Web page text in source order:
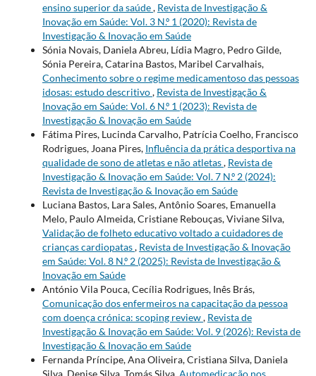
ensino superior da saúde, Revista de Investigação &
Inovação em Saúde: Vol. 3 N.º 1 (2020): Revista de
Investigação & Inovação em Saúde
Sónia Novais, Daniela Abreu, Lídia Magro, Pedro Gilde,
Sónia Pereira, Catarina Bastos, Maribel Carvalhais,
Conhecimento sobre o regime medicamentoso das pessoas
idosas: estudo descritivo, Revista de Investigação &
Inovação em Saúde: Vol. 6 N.º 1 (2023): Revista de
Investigação & Inovação em Saúde
Fátima Pires, Lucinda Carvalho, Patrícia Coelho, Francisco
Rodrigues, Joana Pires, Influência da prática desportiva na
qualidade de sono de atletas e não atletas, Revista de
Investigação & Inovação em Saúde: Vol. 7 N.º 2 (2024):
Revista de Investigação & Inovação em Saúde
Luciana Bastos, Lara Sales, Antônio Soares, Emanuella
Melo, Paulo Almeida, Cristiane Rebouças, Viviane Silva,
Validação de folheto educativo voltado a cuidadores de
crianças cardiopatas, Revista de Investigação & Inovação
em Saúde: Vol. 8 N.º 2 (2025): Revista de Investigação &
Inovação em Saúde
António Vila Pouca, Cecília Rodrigues, Inês Brás,
Comunicação dos enfermeiros na capacitação da pessoa
com doença crónica: scoping review, Revista de
Investigação & Inovação em Saúde: Vol. 9 (2026): Revista de
Investigação & Inovação em Saúde
Fernanda Príncipe, Ana Oliveira, Cristiana Silva, Daniela
Silva, Denise Silva, Tomás Silva,Automedicação nos